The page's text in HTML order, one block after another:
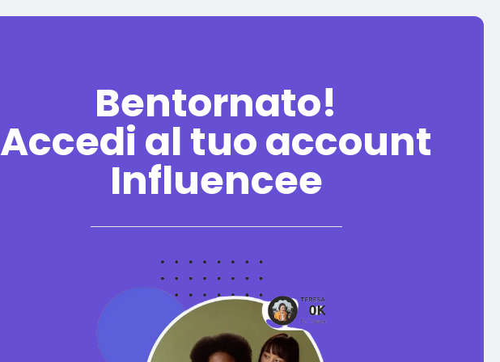
Bentornato!
Accedi al tuo account
Influencee